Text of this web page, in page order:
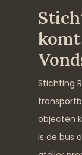
Stichting
objecten
is de bus